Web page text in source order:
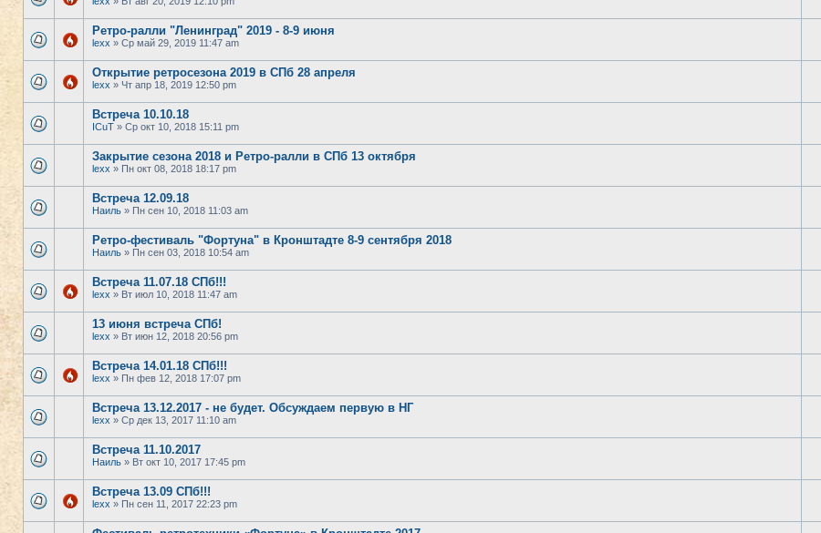
Ретро-ралли "Ленинград" 2019 - 8-9 июня
lexx » Ср май 29, 2019 11:47 am
Открытие ретросезона 2019 в СПб 28 апреля
lexx » Чт апр 18, 2019 12:50 pm
Встреча 10.10.18
ICuT » Ср окт 10, 2018 15:11 pm
Закрытие сезона 2018 и Ретро-ралли в СПб 13 октября
lexx » Пн окт 08, 2018 18:17 pm
Встреча 12.09.18
Наиль » Пн сен 10, 2018 11:03 am
Ретро-фестиваль "Фортуна" в Кронштадте 8-9 сентября 2018
Наиль » Пн сен 03, 2018 10:54 am
Встреча 11.07.18 СПб!!!
lexx » Вт июл 10, 2018 11:47 am
13 июня встреча СПб!
lexx » Вт июн 12, 2018 20:56 pm
Встреча 14.01.18 СПб!!!
lexx » Пн фев 12, 2018 17:07 pm
Встреча 13.12.2017 - не будет. Обсуждаем первую в НГ
lexx » Ср дек 13, 2017 11:10 am
Встреча 11.10.2017
Наиль » Вт окт 10, 2017 17:45 pm
Встреча 13.09 СПб!!!
lexx » Пн сен 11, 2017 22:23 pm